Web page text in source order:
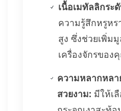
เนื้อเมทัลลิกระ
ความรู้สึกหรูห
สูง ซึ่งช่วยเพิ่ม
เครื่องจักรของ
ความหลากหล
สวยงาม: มีให้เ